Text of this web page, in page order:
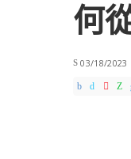
何
03/18/2023